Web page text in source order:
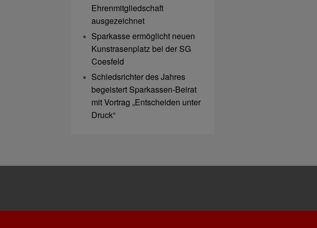
Ehrenmitgliedschaft
ausgezeichnet
Sparkasse ermöglicht neuen
Kunstrasenplatz bei der SG
Coesfeld
Schiedsrichter des Jahres
begeistert Sparkassen-Beirat
mit Vortrag „Entscheiden unter
Druck“